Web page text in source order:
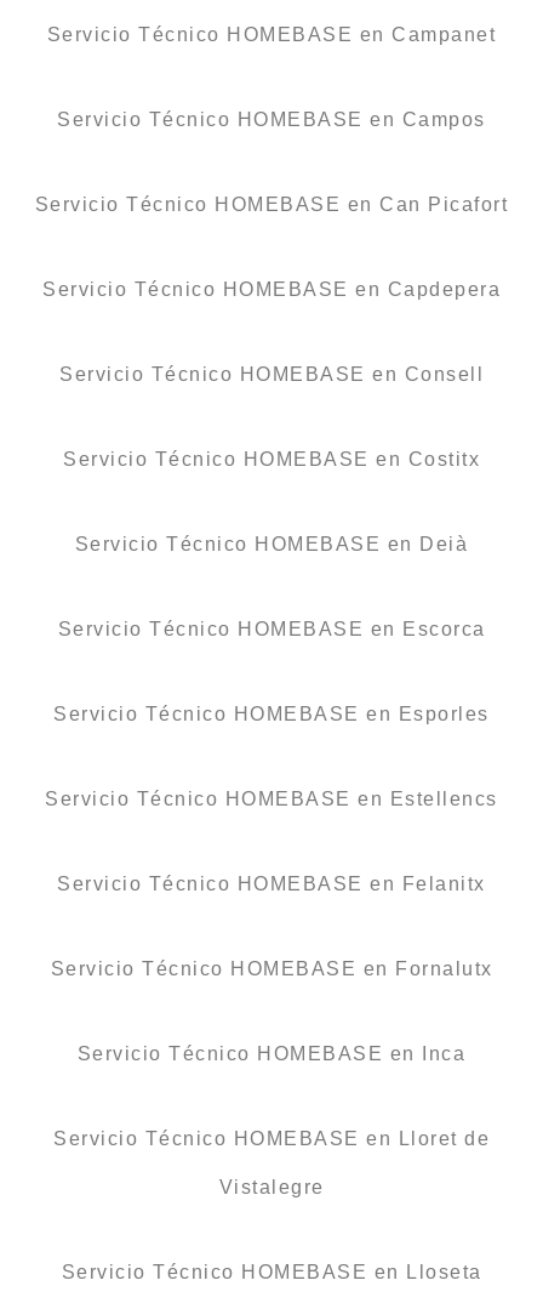
Servicio Técnico HOMEBASE en Campanet
Servicio Técnico HOMEBASE en Campos
Servicio Técnico HOMEBASE en Can Picafort
Servicio Técnico HOMEBASE en Capdepera
Servicio Técnico HOMEBASE en Consell
Servicio Técnico HOMEBASE en Costitx
Servicio Técnico HOMEBASE en Deià
Servicio Técnico HOMEBASE en Escorca
Servicio Técnico HOMEBASE en Esporles
Servicio Técnico HOMEBASE en Estellencs
Servicio Técnico HOMEBASE en Felanitx
Servicio Técnico HOMEBASE en Fornalutx
Servicio Técnico HOMEBASE en Inca
Servicio Técnico HOMEBASE en Lloret de
Vistalegre
Servicio Técnico HOMEBASE en Lloseta